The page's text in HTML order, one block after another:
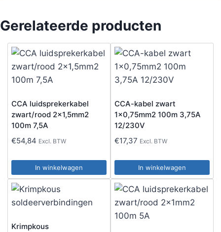
Gerelateerde producten
CCA luidsprekerkabel
zwart/rood 2×1,5mm2
100m 7,5A
€54,84 Excl. BTW
In winkelwagen
CCA-kabel zwart
1×0,75mm2 100m 3,75A
12/230V
€17,37 Excl. BTW
In winkelwagen
Krimpkous